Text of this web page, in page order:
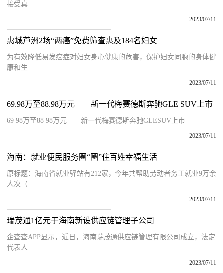
接受真
2023/07/11
惠城芦洲2场“两癌”免费筛查惠及184名妇女
为有效降低易发癌症对妇女身心健康的危害，保护妇女同胞的身体健
康和生
2023/07/11
69.98万至88.98万元——新一代梅赛德斯奔驰GLE SUV上市
69 98万至88 98万元——新一代梅赛德斯奔驰GLESUV上市
2023/07/11
海南：就业便民服务圈“圈”住百姓幸福生活
原标题：海南省就业驿站有212家，今年共帮助劳动者务工就业9万余
人次（
2023/07/11
瑞茂通1亿元于海南新设供应链管理子公司
企查查APP显示，近日，海南瑞茂通供应链管理有限公司成立，法定
代表人
2023/07/11